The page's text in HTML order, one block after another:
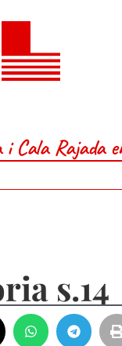
i Cala Rajada
s.14